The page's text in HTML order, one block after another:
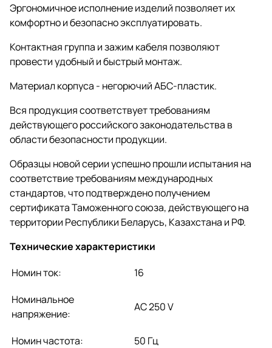
Эргономичное исполнение изделий позволяет их
комфортно и безопасно эксплуатировать.
Контактная группа и зажим кабеля позволяют
провести удобный и быстрый монтаж.
Материал корпуса - негорючий АБС-пластик.
Вся продукция соответствует требованиям
действующего российского законодательства в
области безопасности продукции.
Образцы новой серии успешно прошли испытания на
соответствие требованиям международных
стандартов, что подтверждено получением
сертификата Таможенного союза, действующего на
территории Республики Беларусь, Казахстана и РФ.
Технические характеристики
Номин ток:
16
Номинальное
напряжение:
AC 250 V
Номин частота:
50 Гц